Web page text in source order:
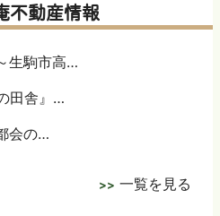
不動産情報
生駒市高…
田舎』…
会の…
一覧を見る